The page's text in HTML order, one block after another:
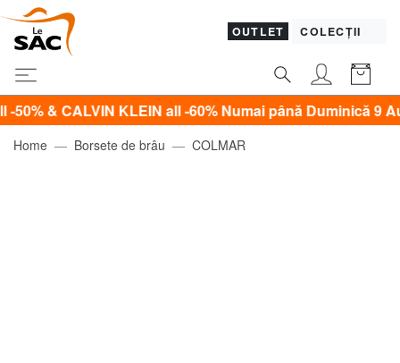
OUTLET COLECȚII
CALVIN KLEIN all -60% Numai până Duminică 9
Home Borsete de brâu COLMAR